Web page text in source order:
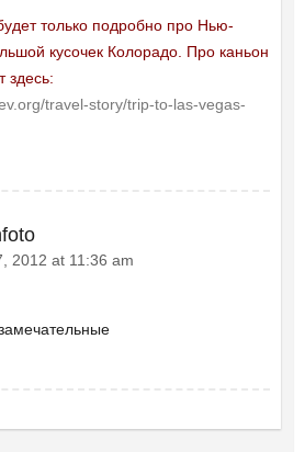
только подробно про Нью-
кусочек Колорадо. Про каньон
здесь:
travel-story/trip-to-las-vegas-
2012 at 11:36 am